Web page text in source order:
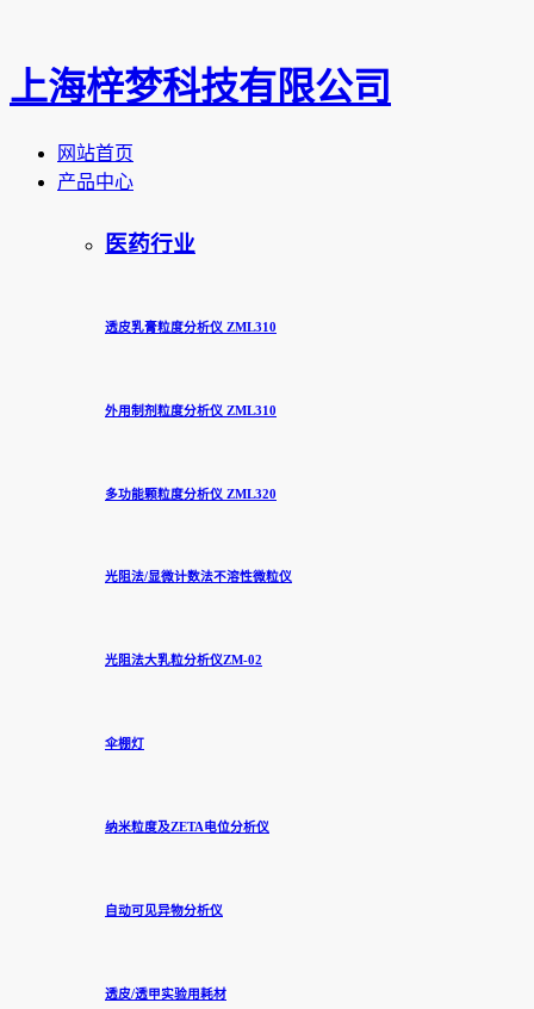
上海梓梦科技有限公司
网站首页
产品中心
医药行业
透皮乳膏粒度分析仪 ZML310
外用制剂粒度分析仪 ZML310
多功能颗粒度分析仪 ZML320
光阻法/显微计数法不溶性微粒仪
光阻法大乳粒分析仪ZM-02
伞棚灯
纳米粒度及ZETA电位分析仪
自动可见异物分析仪
透皮/透甲实验用耗材